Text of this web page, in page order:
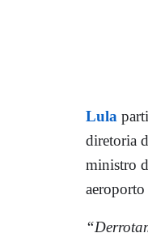
Lula
diretoria
ministro